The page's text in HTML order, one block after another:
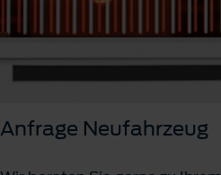
Anfrage Neufahrzeug